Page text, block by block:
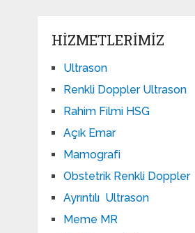
HIZMETLERIMIZ
Ultrason
Renkli Doppler Ultrason
Rahim Filmi HSG
Açık Emar
Mamografi
Obstetrik Renkli Doppler
Ayrıntılı Ultrason
Meme MR